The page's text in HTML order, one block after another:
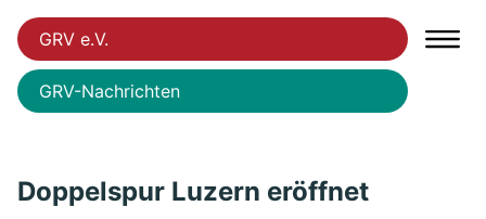
GRV e.V.
GRV-Nachrichten
Doppelspur Luzern eröffnet